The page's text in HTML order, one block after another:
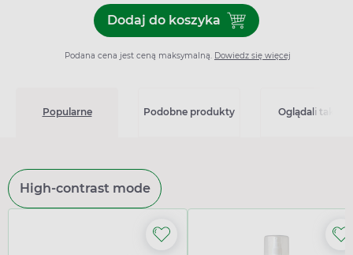
Dodaj do koszykaDodaj do koszyka VitA-
Podana cena jest ceną maksymalną. Dowiedz się więcej
Popularne Podobne produkty Oglądali także
High-contrast mode